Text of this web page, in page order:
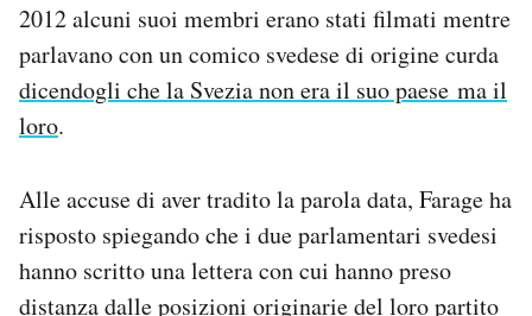
2012 alcuni suoi membri erano stati filmati mentre
parlavano con un comico svedese di origine curda
dicendogli che la Svezia non era il suo paese ma il
loro.
Alle accuse di aver tradito la parola data, Farage ha
risposto spiegando che i due parlamentari svedesi
hanno scritto una lettera con cui hanno preso
distanza dalle posizioni originarie del loro partito